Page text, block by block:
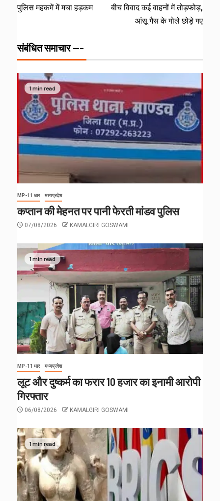
पुलिस महकमें में मचा हड़कम
बीच विवाद कई वाहनों में तोड़फोड़,
आंसू गैस के गोले छोड़े गए
संबंधित समाचार ---
1 min read
MP-11 धार मध्यप्रदेश
कप्तान की मेहनत पर पानी फेरती मांडव पुलिस
07/08/2026 KAMALGIRI GOSWAMI
1 min read
MP-11 धार मध्यप्रदेश
लूट और दुष्कर्म का फरार 10 हजार का इनामी आरोपी
गिरफ्तार
06/08/2026 KAMALGIRI GOSWAMI
1 min read